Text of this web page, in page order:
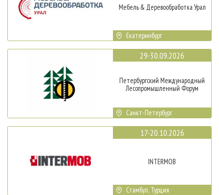
Мебель & Деревообработка Урал
Екатеринбург
29-30.09.2026
Петербургский Международный
Лесопромышленный Форум
Санкт-Петербург
17-20.10.2026
INTERMOB
Стамбул, Турция